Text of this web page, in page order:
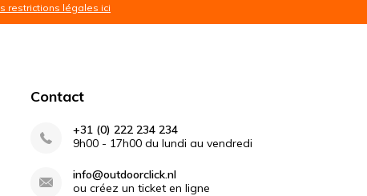
restrictions légales ici
Contact
+31 (0) 222 234 234
9h00 - 17h00 du lundi au vendredi
info@outdoorclick.nl
ou créez un ticket en ligne